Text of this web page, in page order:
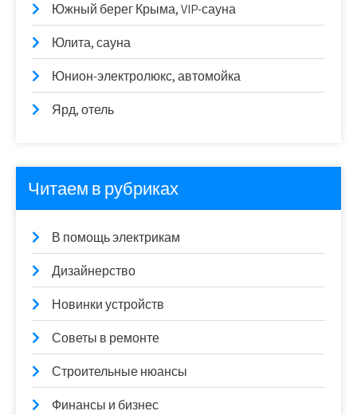
Южный берег Крыма, VIP-сауна
Юлита, сауна
Юнион-электролюкс, автомойка
Ярд, отель
Читаем в рубриках
В помощь электрикам
Дизайнерство
Новинки устройств
Советы в ремонте
Строительные нюансы
Финансы и бизнес